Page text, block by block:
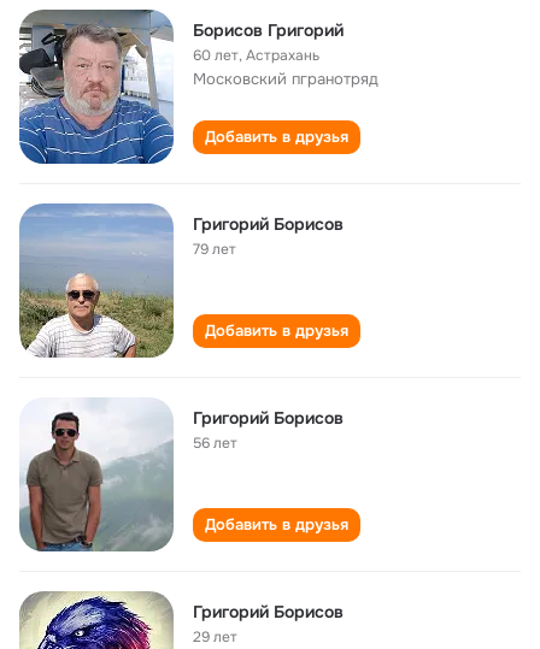
Борисов Григорий
60 лет,Астрахань
Московский пгранотряд
Добавить в друзья
Григорий Борисов
79 лет
Добавить в друзья
Григорий Борисов
56 лет
Добавить в друзья
Григорий Борисов
29 лет